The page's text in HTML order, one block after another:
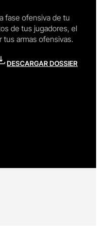
fase ofensiva de tu
de tus jugadores, el
tus armas ofensivas.
DESCARGAR DOSSIER